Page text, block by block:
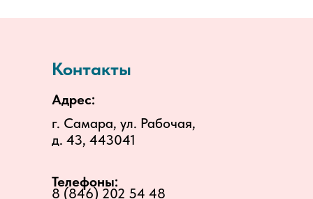
Контакты
Адрес:
Телефоны:
г. Самара, ул. Рабочая,
д. 43, 443041
8 (846) 202 54 48